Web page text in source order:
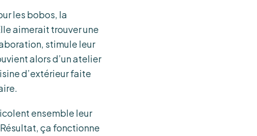
les bobos, la
aimerait trouver une
stimule leur
alors d’un atelier
d’extérieur faite
ensemble leur
ça fonctionne